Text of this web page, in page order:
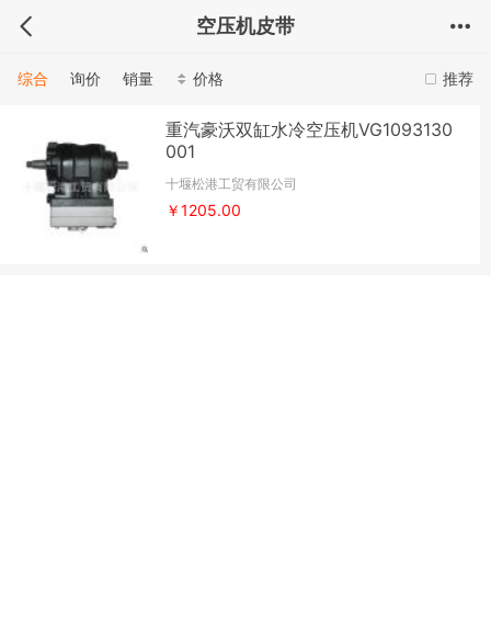
空压机皮带
推荐
综合 询价 销量 价格
重汽豪沃双缸水冷空压机VG1093130
001
十堰松港工贸有限公司
￥1205.00